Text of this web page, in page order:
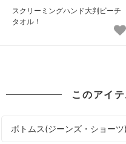
スクリーミングハンド大判ビーチ
タオル！
このアイ
ボトムス(ジーンズ・ショーツ)